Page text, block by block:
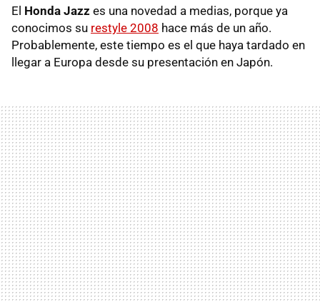
El Honda Jazz es una novedad a medias, porque ya
conocimos su restyle 2008 hace más de un año.
Probablemente, este tiempo es el que haya tardado en
llegar a Europa desde su presentación en Japón.